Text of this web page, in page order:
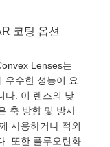
코팅 옵션
Lenses는
우수한 성능이 요
다. 이 렌즈의 낮
축 방향 및 방사
사용하거나 적외
. 또한 플루오린화